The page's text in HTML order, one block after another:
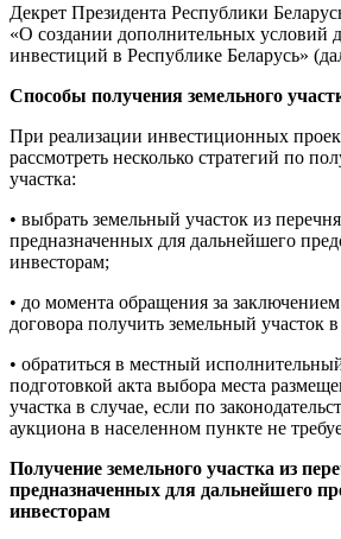
Декрет Президента Республики
«О создании дополнительных условий
инвестиций в Республике Беларусь»
Способы получения земельного
При реализации инвестиционных
рассмотреть несколько стратегий по
участка:
• выбрать земельный участок из
предназначенных для дальнейшего
инвесторам;
• до момента обращения за
договора получить земельный участок в
• обратиться в местный
подготовкой акта выбора места
участка в случае, если по
аукциона в населенном пункте не
Получение земельного участка из
предназначенных для дальнейшего
инвесторам